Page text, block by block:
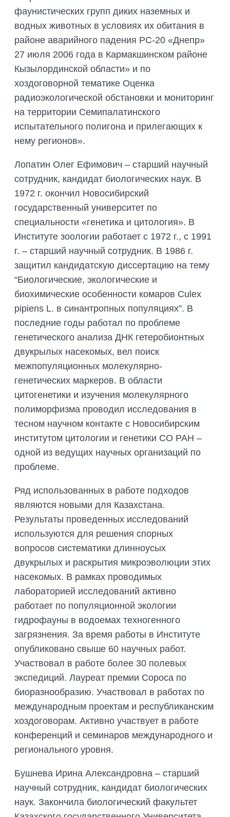
фаунистических групп диких наземных и
водных животных в условиях их обитания в
районе аварийного падения РС-20 «Днепр»
27 июля 2006 года в Кармакшинском районе
Кызылординской области» и по
хоздоговорной тематике Оценка
радиоэкологической обстановки и мониторинг
на территории Семипалатинского
испытательного полигона и прилегающих к
нему регионов».
Лопатин Олег Ефимович – старший научный
сотрудник, кандидат биологических наук. В
1972 г. окончил Новосибирский
государственный университет по
специальности «генетика и цитология». В
Институте зоологии работает с 1972 г., с 1991
г. – старший научный сотрудник. В 1986 г.
защитил кандидатскую диссертацию на тему
“Биологические, экологические и
биохимические особенности комаров Culex
pipiens L. в синантропных популяциях”. В
последние годы работал по проблеме
генетического анализа ДНК гетеробионтных
двукрылых насекомых, вел поиск
межпопуляционных молекулярно-
генетических маркеров. В области
цитогенетики и изучения молекулярного
полиморфизма проводил исследования в
тесном научном контакте с Новосибирским
институтом цитологии и генетики СО РАН –
одной из ведущих научных организаций по
проблеме.
Ряд использованных в работе подходов
являются новыми для Казахстана.
Результаты проведенных исследований
используются для решения спорных
вопросов систематики длинноусых
двукрылых и раскрытия микроэволюции этих
насекомых. В рамках проводимых
лабораторией исследований активно
работает по популяционной экологии
гидрофауны в водоемах техногенного
загрязнения. За время работы в Институте
опубликовано свыше 60 научных работ.
Участвовал в работе более 30 полевых
экспедиций. Лауреат премии Сороса по
биоразнообразию. Участвовал в работах по
международным проектам и республиканским
хоздоговорам. Активно участвует в работе
конференций и семинаров международного и
регионального уровня.
Бушнева Ирина Александровна – старший
научный сотрудник, кандидат биологических
наук. Закончила биологический факультет